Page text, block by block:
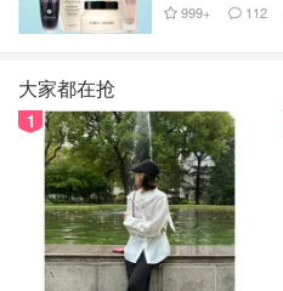
999+ 112
大家都在抢
1